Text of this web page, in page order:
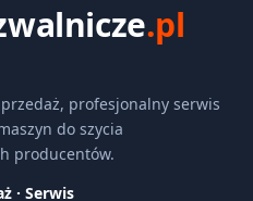
.pl
profesjonalny serwis
do szycia
producentów.
· Serwis